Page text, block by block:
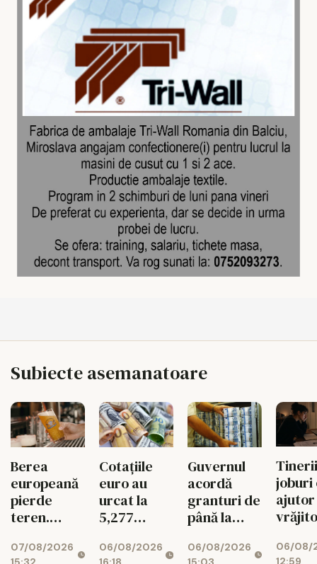
Subiecte asemanatoare
Berea
europeană
pierde
teren.
UE au
07/08/2026
Cotațiile
euro au
urcat la
5,277
06/08/2026
Guvernul
acordă
granturi de
până la
euro
06/08/2026
joburi
ajutor
06/08/
12:59